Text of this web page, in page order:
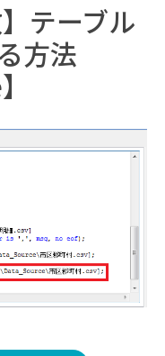
テーブル
方法